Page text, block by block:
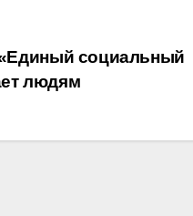
социальный
людям